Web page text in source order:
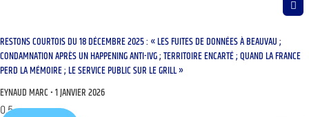
RESTONS COURTOIS DU 18 DÉCEMBRE 2025 : « LES FUITES DE DONNÉES À BEAUVAU ;
CONDAMNATION APRÈS UN HAPPENING ANTI-IVG ; TERRITOIRE ENCARTÉ ; QUAND LA FRANCE
PERD LA MÉMOIRE ; LE SERVICE PUBLIC SUR LE GRILL »
EYNAUD MARC 1 JANVIER 2026